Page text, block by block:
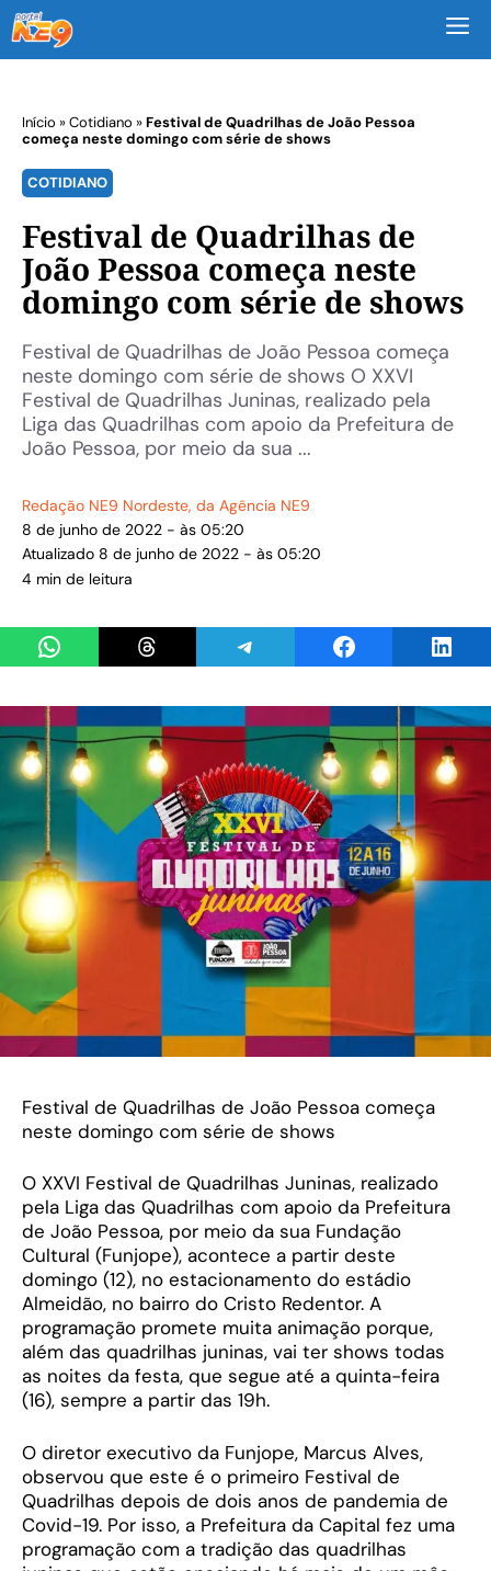
Início »Cotidiano »Festival de Quadrilhas de João Pessoa
começa neste domingo com série de shows
COTIDIANO
Festival de Quadrilhas de
João Pessoa começa neste
domingo com série de shows
Festival de Quadrilhas de João Pessoa começa
neste domingo com série de shows O XXVI
Festival de Quadrilhas Juninas, realizado pela
Liga das Quadrilhas com apoio da Prefeitura de
João Pessoa, por meio da sua ...
Redação NE9 Nordeste, da Agência NE9
8 de junho de 2022 - às 05:20
Atualizado 8 de junho de 2022 - às 05:20
4 min de leitura
Share on WhatsAppShare on ThreadsShare on TelegramShare on Facebook
Festival de Quadrilhas de João Pessoa começa
neste domingo com série de shows
O XXVI Festival de Quadrilhas Juninas, realizado
pela Liga das Quadrilhas com apoio da Prefeitura
de João Pessoa, por meio da sua Fundação
Cultural (Funjope), acontece a partir deste
domingo (12), no estacionamento do estádio
Almeidão, no bairro do Cristo Redentor. A
programação promete muita animação porque,
além das quadrilhas juninas, vai ter shows todas
as noites da festa, que segue até a quinta-feira
(16), sempre a partir das 19h.
O diretor executivo da Funjope, Marcus Alves,
observou que este é o primeiro Festival de
Quadrilhas depois de dois anos de pandemia de
Covid-19. Por isso, a Prefeitura da Capital fez uma
programação com a tradição das quadrilhas